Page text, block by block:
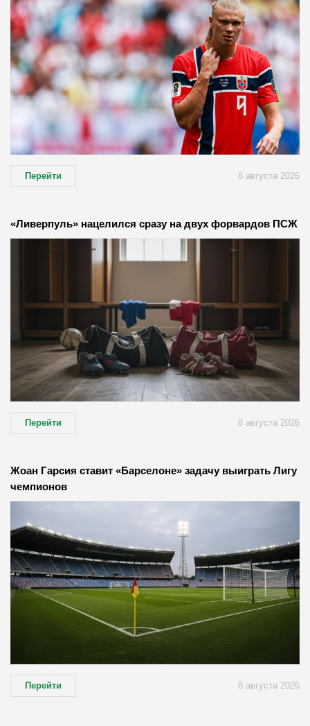
Перейти 8 августа 2026
«Ливерпуль» нацелился сразу на двух форвардов ПСЖ
Перейти 8 августа 2026
Жоан Гарсия ставит «Барселоне» задачу выиграть Лигу
чемпионов
Перейти 8 августа 2026